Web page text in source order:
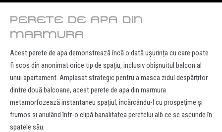
PERETE DE APA DIN
MARMURA
Acest perete de apa demonstrează încă o dată ușurința cu care poate
fi scos din anonimat orice tip de spațiu, inclusiv obișnuitul balcon al
unui apartament. Amplasat strategic pentru a masca zidul despărțitor
dintre două balcoane, acest perete de apa din marmura
metamorfozează instantaneu spațiul, încărcându-l cu prospețime și
frumos și anulând într-o clipă banalitatea peretelui alb ce se ascunde în
spatele său.